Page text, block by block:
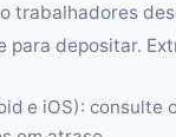
trabalhadores
para depositar.
e iOS):